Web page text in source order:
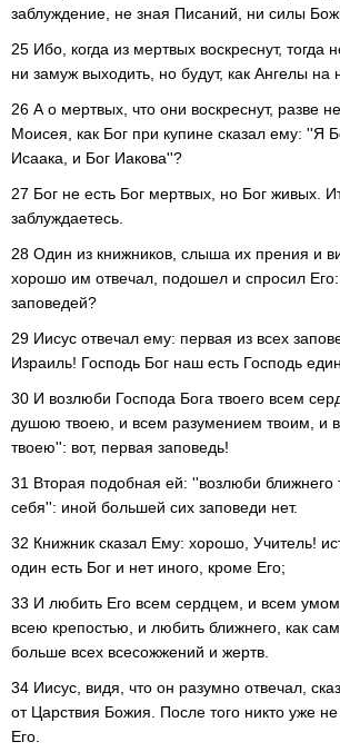
заблуждение, не зная Писаний, ни силы
25 Ибо, когда из мертвых воскреснут, тогда
ни замуж выходить, но будут, как Ангелы на
26 А о мертвых, что они воскреснут, разве
Моисея, как Бог при купине сказал ему: ''Я
Исаака, и Бог Иакова''?
27 Бог не есть Бог мертвых, но Бог живых.
заблуждаетесь.
28 Один из книжников, слыша их прения и
хорошо им отвечал, подошел и спросил Его:
заповедей?
29 Иисус отвечал ему: первая из всех
Израиль! Господь Бог наш есть Господь
30 И возлюби Господа Бога твоего всем
душою твоею, и всем разумением твоим, и
твоею'': вот, первая заповедь!
31 Вторая подобная ей: ''возлюби ближнего
себя'': иной большей сих заповеди нет.
32 Книжник сказал Ему: хорошо, Учитель!
один есть Бог и нет иного, кроме Его;
33 И любить Его всем сердцем, и всем
всею крепостью, и любить ближнего, как
больше всех всесожжений и жертв.
34 Иисус, видя, что он разумно отвечал,
от Царствия Божия. После того никто уже
Его.